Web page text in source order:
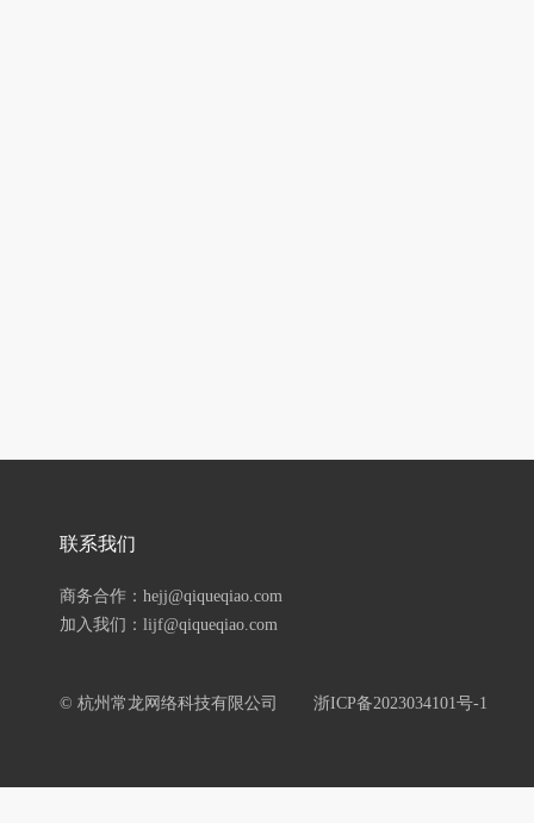
联系我们
商务合作：hejj@qiqueqiao.com
加入我们：lijf@qiqueqiao.com
© 杭州常龙网络科技有限公司 浙ICP备2023034101号-1